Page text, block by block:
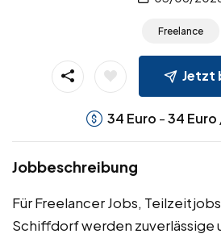
Freelance
Jetzt
34 Euro -34 Euro
Jobbeschreibung
Für Freelancer Jobs,
Schiffdorf werden zuverlässige